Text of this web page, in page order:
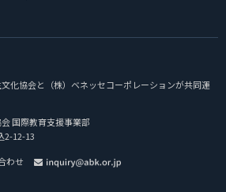
化協会と（株）ベネッセコーポレーションが共同運
国際教育支援事業部
2-12-13
わせ